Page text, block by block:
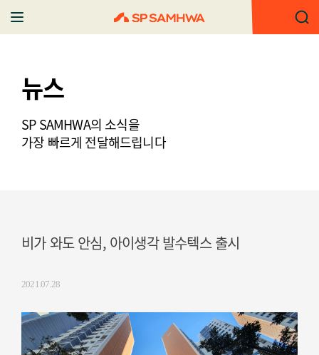
뉴스
SP SAMHWA의 소식을
가장 빠르게 전달해드립니다
비가 와도 안심, 아이생각 발수텍스 출시
2021.07.28